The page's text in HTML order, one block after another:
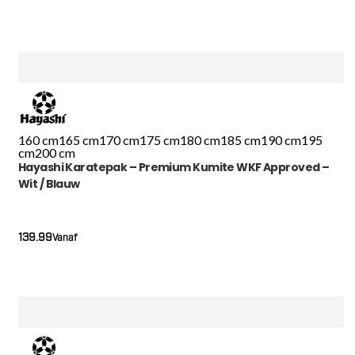
160 cm165 cm170 cm175 cm180 cm185 cm190 cm195
cm200 cm
Hayashi Karatepak – Premium Kumite WKF Approved –
Wit / Blauw
Vanaf
139.99